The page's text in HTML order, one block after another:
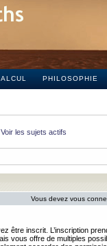
PHILOSOPHIE
Voir les sujets actifs
Vous devez vous
être inscrit. L’inscription
vous offre de multiples